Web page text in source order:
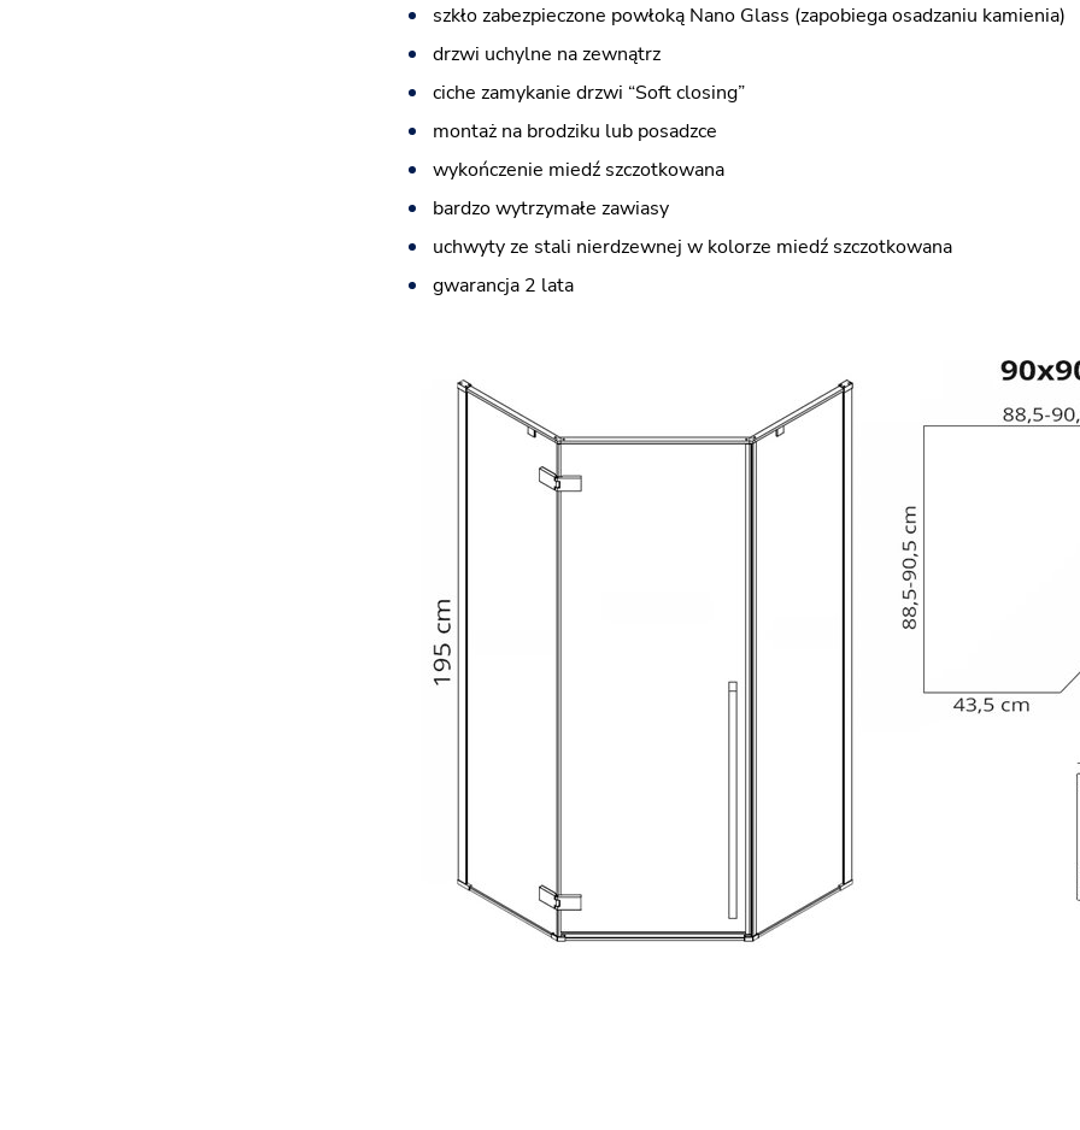
szkło zabezpieczone powłoką Nano Glass (zapobiega osadzaniu kamienia)
drzwi uchylne na zewnątrz
ciche zamykanie drzwi “Soft closing”
montaż na brodziku lub posadzce
wykończenie miedź szczotkowana
bardzo wytrzymałe zawiasy
uchwyty ze stali nierdzewnej w kolorze miedź szczotkowana
gwarancja 2 lata